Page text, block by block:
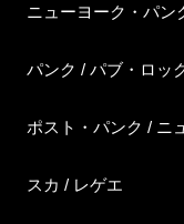
ニューヨーク・パン
パンク / パブ・ロッ
ポスト・パンク / ニ
スカ / レゲエ